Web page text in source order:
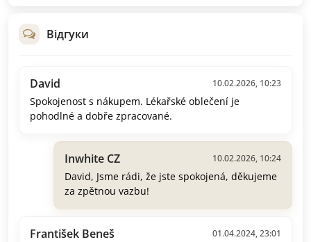
Відгуки
David 10.02.2026, 10:23
Spokojenost s nákupem. Lékařské oblečení je
pohodlné a dobře zpracované.
Inwhite CZ 10.02.2026, 10:24
David, Jsme rádi, že jste spokojená, děkujeme
za zpětnou vazbu!
František Beneš 01.04.2024, 23:01